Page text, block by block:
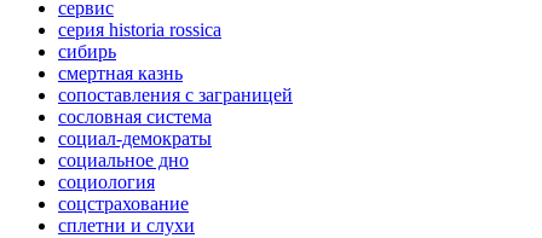
сервис
серия historia rossica
сибирь
смертная казнь
сопоставления с заграницей
сословная система
социал-демократы
социальное дно
социология
соцстрахование
сплетни и слухи